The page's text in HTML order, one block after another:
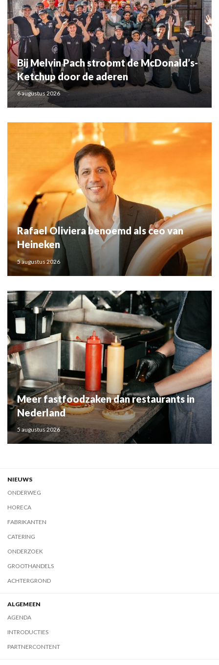
Bij Melvin Pach stroomt de McDonald’s-
Ketchup door de aderen
6 augustus 2026
Rafael Oliviera benoemd als ceo van
Heineken
5 augustus 2026
Meer fastfoodzaken dan restaurants in
Nederland
5 augustus 2026
NIEUWS
ONDERWEG
HORECA
FABRIKANTEN
CATERING
ONDERZOEK
GROOTHANDELS
ACHTERGROND
ALGEMEEN
AGENDA
INTRODUCTIES
PARTNERCONTENT